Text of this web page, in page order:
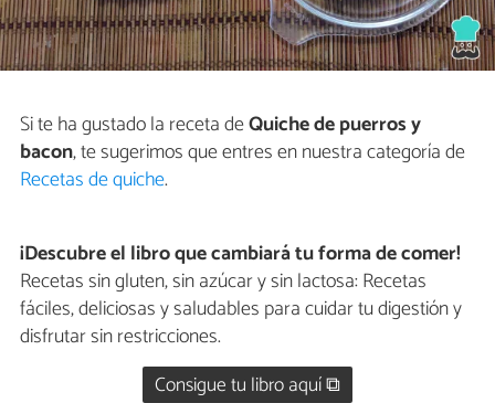
Si te ha gustado la receta deQuiche de puerros y
bacon, te sugerimos que entres en nuestra categoría de
Recetas de quiche.
¡Descubre el libro que cambiará tu forma de comer!
Recetas sin gluten, sin azúcar y sin lactosa: Recetas
fáciles, deliciosas y saludables para cuidar tu digestión y
disfrutar sin restricciones.
Consigue tu libro aquí ⧉